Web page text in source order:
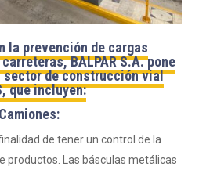
la prevención de cargas
BALPAR S.A. pone
de construcción vial
que incluyen:
de tener un control de la
productos. Las básculas metálicas